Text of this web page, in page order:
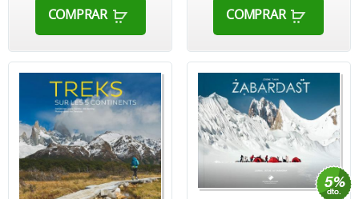
COMPRAR COMPRAR